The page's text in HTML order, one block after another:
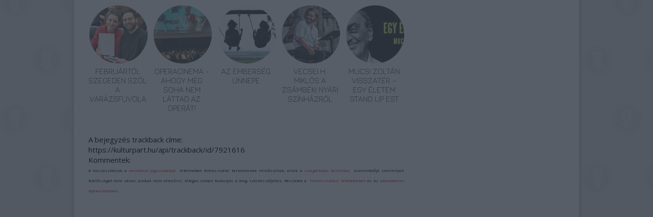
FEBRUÁRTÓL
SZEGEDEN SZÓL
A
VARÁZSFUVOLA
OPERACINEMA -
AHOGY MÉG
SOHA NEM
LÁTTAD AZ
OPERÁT!
AZ EMBERSÉG
ÜNNEPE
VECSEI H.
MIKLÓS A
ZSÁMBÉKI NYÁRI
SZÍNHÁZRÓL
MUCSI ZOLTÁN
VISSZATÉR –
EGY ÉLETEM
STAND UP EST
A bejegyzés trackback címe:
https://kulturpart.hu/api/trackback/id/7921616
Kommentek:
A hozzászólások avonatkozó jogszabályok értelmében felhasználói tartalomnak minősülnek, értük a szolgáltatás technikai üzemeltetője semmilyen
felelősséget nem vállal, azokat nem ellenőrzi. Kifogás esetén forduljon a blog szerkesztőjéhez. Részletek a Felhasználási feltételekben és azadatvédelmi
tájékoztatóban